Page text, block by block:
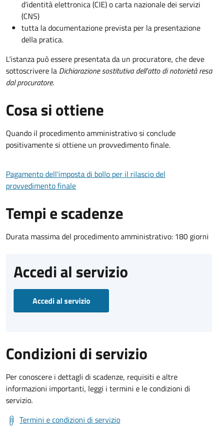
d’identità elettronica (CIE) o carta nazionale dei servizi
(CNS)
tutta la documentazione prevista per la presentazione
della pratica.
L'istanza può essere presentata da un procuratore, che deve
sottoscrivere la Dichiarazione sostitutiva dell'atto di notorietà resa
dal procuratore.
Cosa si ottiene
Quando il procedimento amministrativo si conclude
positivamente si ottiene un provvedimento finale.
Pagamento dell'imposta di bollo per il rilascio del
provvedimento finale
Tempi e scadenze
Durata massima del procedimento amministrativo: 180 giorni
Accedi al servizio
Accedi al servizio
Condizioni di servizio
Per conoscere i dettagli di scadenze, requisiti e altre
informazioni importanti, leggi i termini e le condizioni di
servizio.
Termini e condizioni di servizio